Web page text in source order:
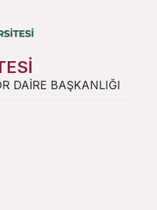
DAİRE BAŞKANLIĞI